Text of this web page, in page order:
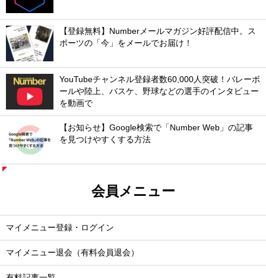
【登録無料】Numberメールマガジン好評配信中。ス
ポーツの「今」をメールでお届け！
YouTubeチャンネル登録者数60,000人突破！バレーボ
ールや陸上、バスケ、野球などの選手のインタビュー
を動画で
【お知らせ】Google検索で「Number Web」の記事
を見つけやすくする方法
会員メニュー
マイメニュー登録・ログイン
マイメニュー退会（有料会員退会）